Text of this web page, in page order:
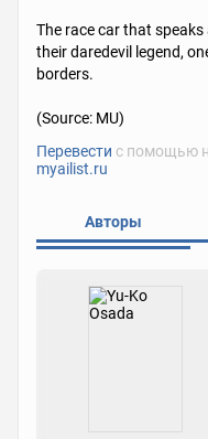
The race car that
their daredevil legend,
borders.
(Source: MU)
Перевести с помощью
myailist.ru
Авторы